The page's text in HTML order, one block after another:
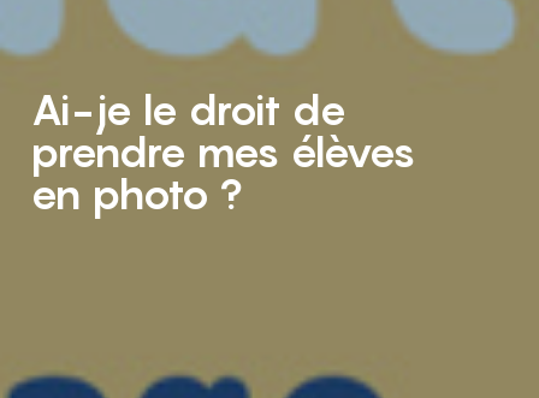
Ai-je le droit de
prendre mes élèves
en photo ?